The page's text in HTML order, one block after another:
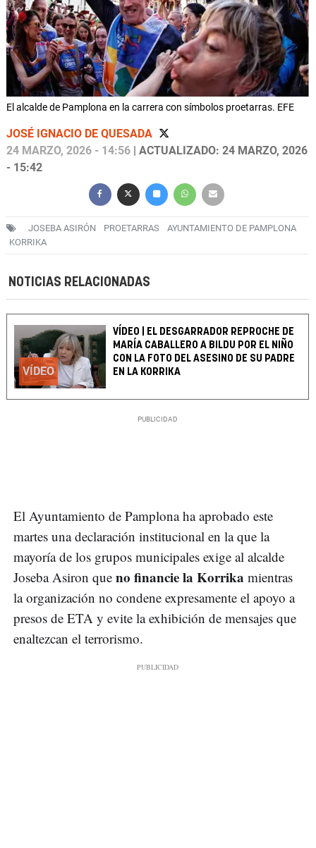
El alcalde de Pamplona en la carrera con símbolos proetarras. EFE
JOSÉ IGNACIO DE QUESADA
24 MARZO, 2026 - 14:56 | ACTUALIZADO: 24 MARZO, 2026
- 15:42
JOSEBA ASIRÓN PROETARRAS
AYUNTAMIENTO DE PAMPLONA
KORRIKA
NOTICIAS RELACIONADAS
VÍDEO
VÍDEO | EL DESGARRADOR REPROCHE DE
MARÍA CABALLERO A BILDU POR EL NIÑO
CON LA FOTO DEL ASESINO DE SU PADRE
EN LA KORRIKA
El Ayuntamiento de Pamplona ha aprobado este
martes una declaración institucional en la que la
mayoría de los grupos municipales exige al alcalde
Joseba Asiron que no financie la Korrika mientras
la organización no condene expresamente el apoyo a
presos de ETA y evite la exhibición de mensajes que
enaltezcan el terrorismo.